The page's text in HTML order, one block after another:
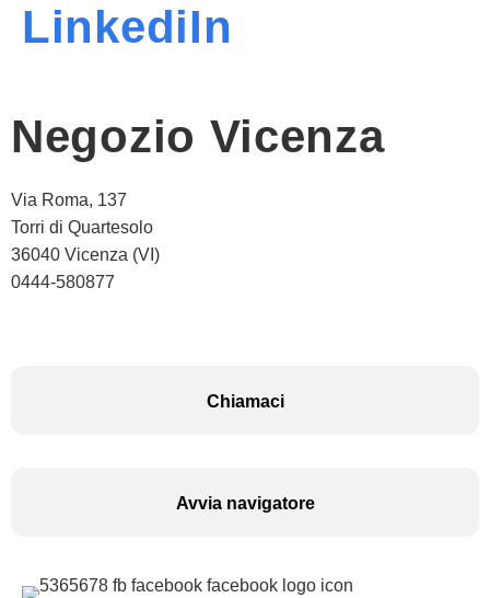
LinkediIn
Negozio Vicenza
Via Roma, 137
Torri di Quartesolo
36040 Vicenza (VI)
0444-580877
Chiamaci
Avvia navigatore